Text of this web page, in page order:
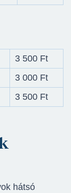
3 500 Ft
3 000 Ft
3 500 Ft
hátsó